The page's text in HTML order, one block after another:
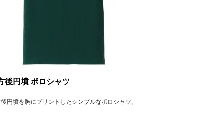
後円墳 ポロシャツ
円墳を胸にプリントしたシンプルなポロシャツ。